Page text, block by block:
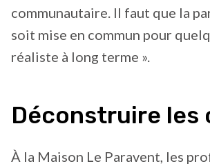
communautaire. Il faut que la
soit mise en commun pour
réaliste à long terme ».
Déconstruire les
À la Maison Le Paravent, les